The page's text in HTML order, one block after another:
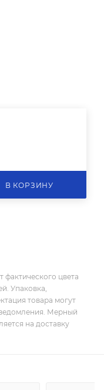
В КОРЗИНУ
фактического цвета
Упаковка,
товара могут
Мерный
на доставку